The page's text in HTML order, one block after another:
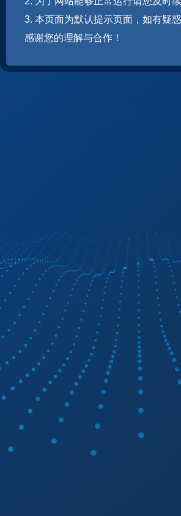
3. 本页面为默认提示页面，如有疑
感谢您的理解与合作！